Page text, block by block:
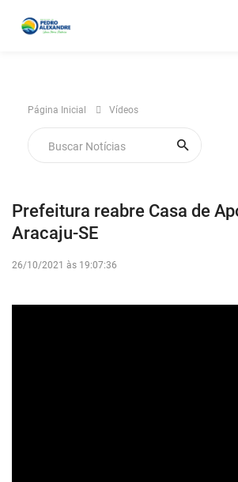
Página Inicial Vídeos
Prefeitura reabre Casa de
Aracaju-SE
26/10/2021 às 19:07:36